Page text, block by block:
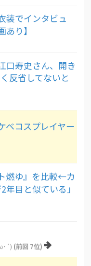
でインタビュ
り】
口寿史さん、開き
反省してないと
ベコスプレイヤー
燃ゆ』を比較←カ
目と似ている」
･´) (前回 7位)